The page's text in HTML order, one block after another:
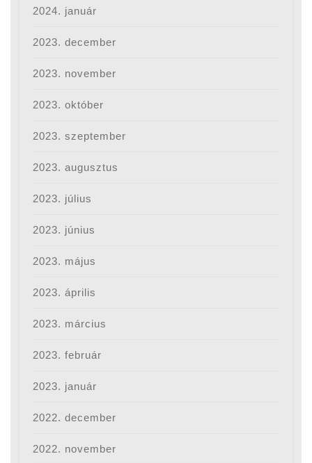
2024. január
2023. december
2023. november
2023. október
2023. szeptember
2023. augusztus
2023. július
2023. június
2023. május
2023. április
2023. március
2023. február
2023. január
2022. december
2022. november